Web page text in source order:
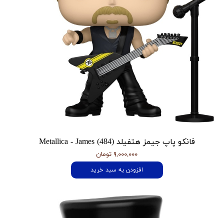
فانکو پاپ جیمز هتفیلد Metallica - James (484)
۹,۰۰۰,۰۰۰ تومان
افزودن به سبد خرید